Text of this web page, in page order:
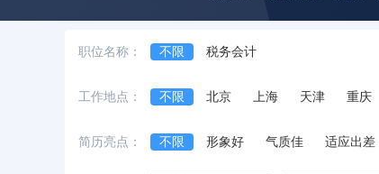
职位名称： 不限 税务会计
工作地点： 不限 北京 上海 天津 重庆
台湾省
香港 澳门 国外
简历亮点： 不限 形象好 气质佳 适应出差